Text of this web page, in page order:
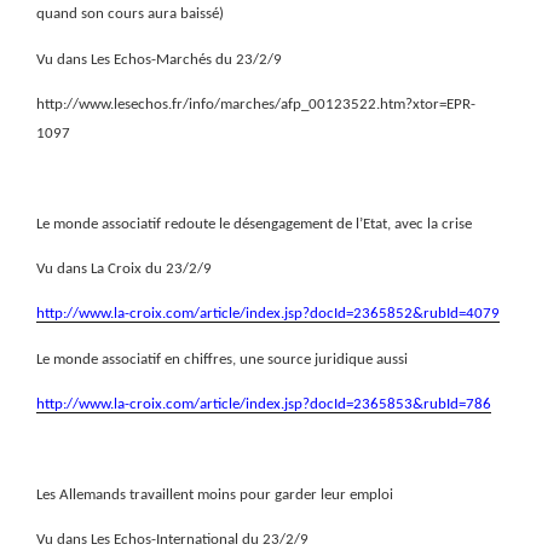
quand son cours aura baissé)
Vu dans Les Echos-Marchés du 23/2/9
http://www.lesechos.fr/info/marches/afp_00123522.htm?xtor=EPR-
1097
Le monde associatif redoute le désengagement de l’Etat, avec la crise
Vu dans La Croix du 23/2/9
http://www.la-croix.com/article/index.jsp?docId=2365852&rubId=4079
Le monde associatif en chiffres, une source juridique aussi
http://www.la-croix.com/article/index.jsp?docId=2365853&rubId=786
Les Allemands travaillent moins pour garder leur emploi
Vu dans Les Echos-International du 23/2/9